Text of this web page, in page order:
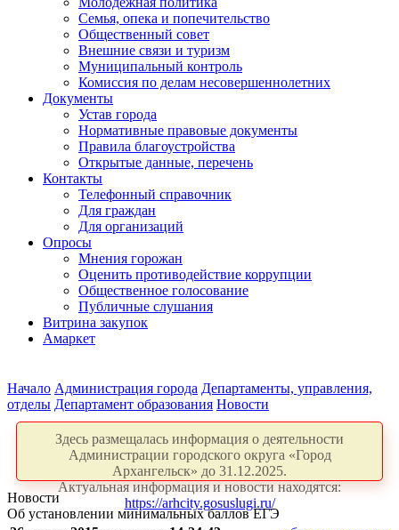
Семья, опека и попечительство
Общественный совет
Внешние связи и туризм
Муниципальный контроль
Комиссия по делам несовершеннолетних
Документы
Устав города
Нормативные правовые документы
Правила благоустройства
Открытые данные, перечень
Контакты
Телефонный справочник
Для граждан
Для организаций
Опросы
Мнения горожан
Оценить противодействие коррупции
Общественное голосование
Публичные слушания
Витрина закупок
Амаркет
Начало Администрация города Департаменты, управления,
отделы Департамент образования Новости
Здесь размещалась информация о деятельности
Администрации городского округа «Город
Архангельск» до 31.12.2025.
Актуальная информация и новости находятся:
https://arhcity.gosuslugi.ru/
Новости
Об установлении минимальных баллов ЕГЭ